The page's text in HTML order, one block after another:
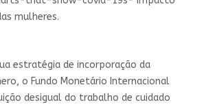
mulheres.
estratégia de incorporação da
o Fundo Monetário Internacional
desigual do trabalho de cuidado